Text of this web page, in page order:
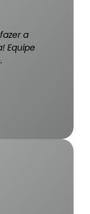
a
Equipe